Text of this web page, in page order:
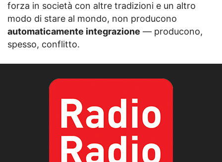
forza in società con altre tradizioni e un altro
modo di stare al mondo, non producono
automaticamente integrazione — producono,
spesso, conflitto.